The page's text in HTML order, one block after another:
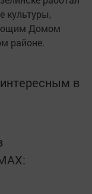
культуры,
Домом
районе.
в